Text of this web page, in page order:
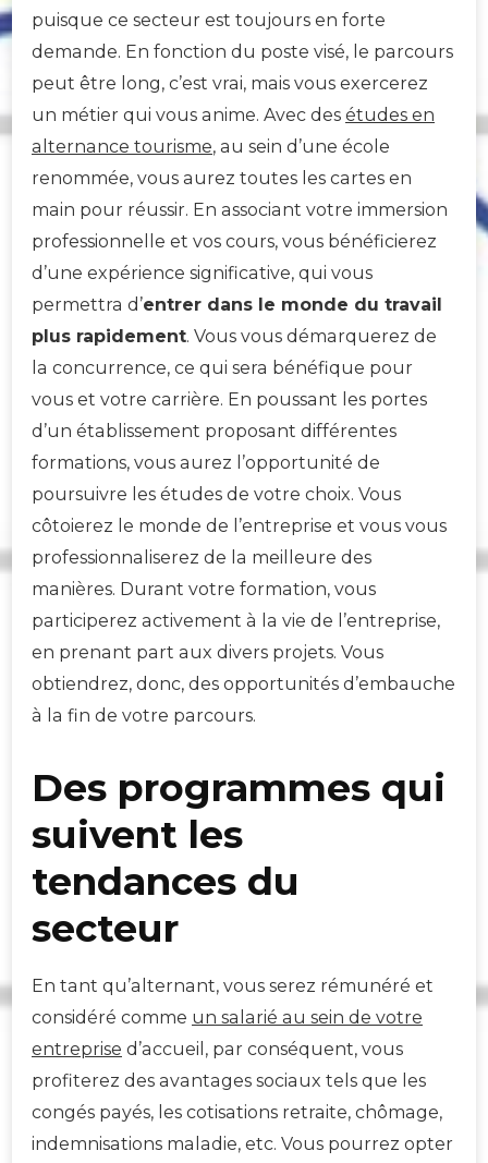
puisque ce secteur est toujours en forte
demande. En fonction du poste visé, le parcours
peut être long, c’est vrai, mais vous exercerez
un métier qui vous anime. Avec des études en
alternance tourisme, au sein d’une école
renommée, vous aurez toutes les cartes en
main pour réussir. En associant votre immersion
professionnelle et vos cours, vous bénéficierez
d’une expérience significative, qui vous
permettra d’entrer dans le monde du travail
plus rapidement. Vous vous démarquerez de
la concurrence, ce qui sera bénéfique pour
vous et votre carrière. En poussant les portes
d’un établissement proposant différentes
formations, vous aurez l’opportunité de
poursuivre les études de votre choix. Vous
côtoierez le monde de l’entreprise et vous vous
professionnaliserez de la meilleure des
manières. Durant votre formation, vous
participerez activement à la vie de l’entreprise,
en prenant part aux divers projets. Vous
obtiendrez, donc, des opportunités d’embauche
à la fin de votre parcours.
Des programmes qui
suivent les
tendances du
secteur
En tant qu’alternant, vous serez rémunéré et
considéré comme un salarié au sein de votre
entreprise d’accueil, par conséquent, vous
profiterez des avantages sociaux tels que les
congés payés, les cotisations retraite, chômage,
indemnisations maladie, etc. Vous pourrez opter